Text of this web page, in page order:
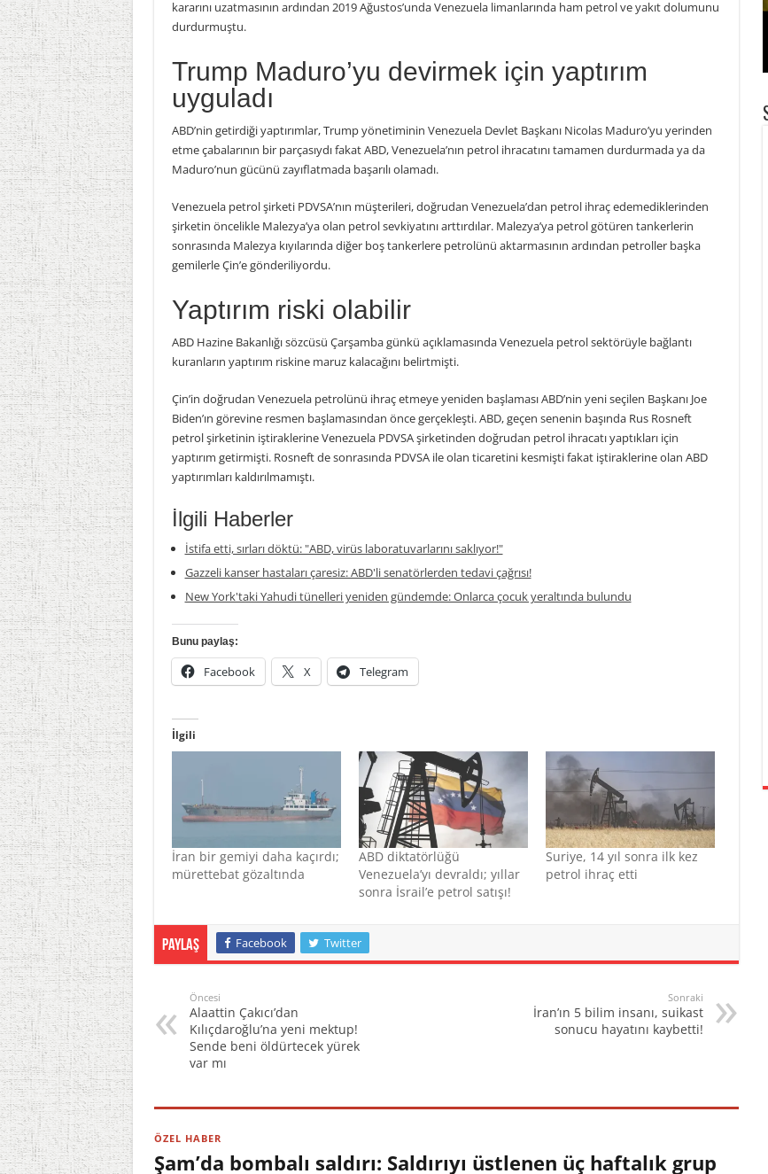
kararını uzatmasının ardından 2019 Ağustos’unda Venezuela limanlarında ham petrol ve yakıt dolumunu
durdurmuştu.
Trump Maduro’yu devirmek için yaptırım
uyguladı
ABD’nin getirdiği yaptırımlar, Trump yönetiminin Venezuela Devlet Başkanı Nicolas Maduro’yu yerinden
etme çabalarının bir parçasıydı fakat ABD, Venezuela’nın petrol ihracatını tamamen durdurmada ya da
Maduro’nun gücünü zayıflatmada başarılı olamadı.
Venezuela petrol şirketi PDVSA’nın müşterileri, doğrudan Venezuela’dan petrol ihraç edemediklerinden
şirketin öncelikle Malezya’ya olan petrol sevkiyatını arttırdılar. Malezya’ya petrol götüren tankerlerin
sonrasında Malezya kıyılarında diğer boş tankerlere petrolünü aktarmasının ardından petroller başka
gemilerle Çin’e gönderiliyordu.
Yaptırım riski olabilir
ABD Hazine Bakanlığı sözcüsü Çarşamba günkü açıklamasında Venezuela petrol sektörüyle bağlantı
kuranların yaptırım riskine maruz kalacağını belirtmişti.
Çin’in doğrudan Venezuela petrolünü ihraç etmeye yeniden başlaması ABD’nin yeni seçilen Başkanı Joe
Biden’ın görevine resmen başlamasından önce gerçekleşti. ABD, geçen senenin başında Rus Rosneft
petrol şirketinin iştiraklerine Venezuela PDVSA şirketinden doğrudan petrol ihracatı yaptıkları için
yaptırım getirmişti. Rosneft de sonrasında PDVSA ile olan ticaretini kesmişti fakat iştiraklerine olan ABD
yaptırımları kaldırılmamıştı.
İlgili Haberler
İstifa etti, sırları döktü: "ABD, virüs laboratuvarlarını saklıyor!"
Gazzeli kanser hastaları çaresiz: ABD'li senatörlerden tedavi çağrısı!
New York'taki Yahudi tünelleri yeniden gündemde: Onlarca çocuk yeraltında bulundu
Bunu paylaş:
Facebook X Telegram
İlgili
İran bir gemiyi daha kaçırdı;
mürettebat gözaltında
ABD diktatörlüğü
Venezuela’yı devraldı; yıllar
sonra İsrail’e petrol satışı!
Suriye, 14 yıl sonra ilk kez
petrol ihraç etti
Paylaş Facebook Twitter
Öncesi
Alaattin Çakıcı’dan
Kılıçdaroğlu’na yeni mektup!
Sende beni öldürtecek yürek
var mı
Sonraki
İran’ın 5 bilim insanı, suikast
sonucu hayatını kaybetti!
ÖZEL HABER
Şam’da bombalı saldırı: Saldırıyı üstlenen üç haftalık grup